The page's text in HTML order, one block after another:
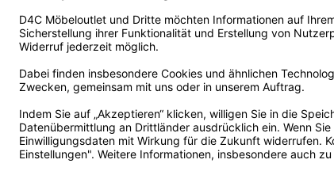
* Alle Preise inkl.